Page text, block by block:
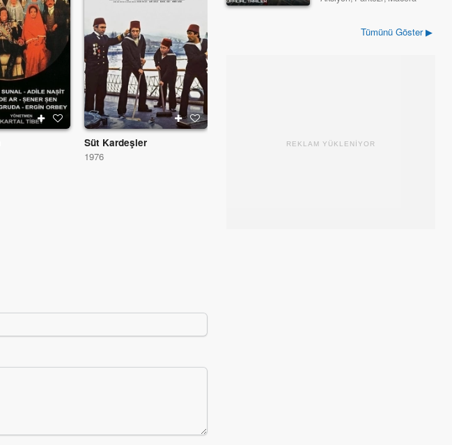
Süt Kardeşler
1976
Hababam Sınıfı Uyanıyor
Kibar Feyzo
Tümünü Göster ▶
REKLAM YÜKLENİYOR